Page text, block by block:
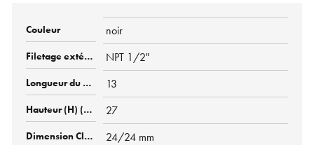
noir
NPT 1/2"
13
27
24/24 mm